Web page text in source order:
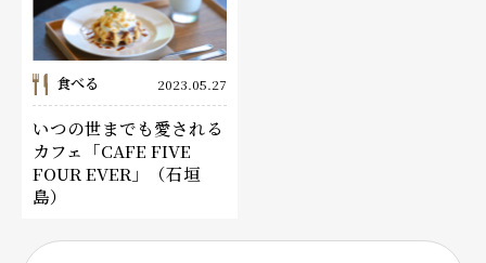
食べる 2023.05.27
いつの世までも愛される
カフェ「CAFE FIVE
FOUR EVER」（石垣
島）